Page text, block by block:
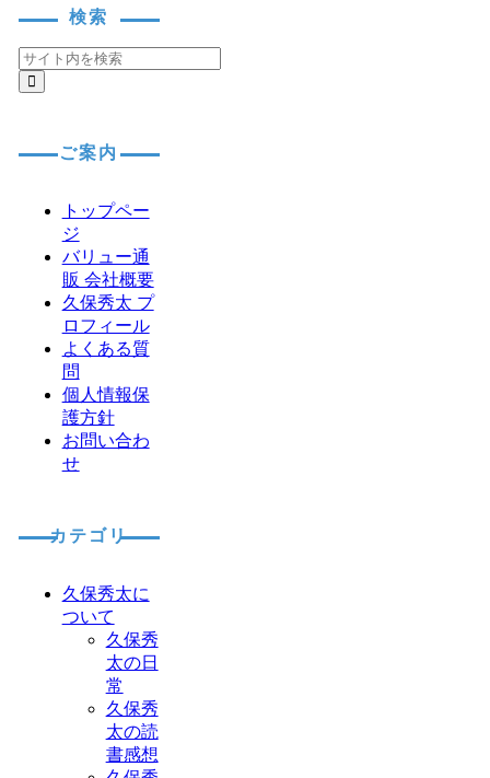
検索
ご案内
トップペー
ジ
バリュー通
販 会社概要
久保秀太 プ
ロフィール
よくある質
問
個人情報保
護方針
お問い合わ
せ
カテゴリ
久保秀太に
ついて
久保秀
太の日
常
久保秀
太の読
書感想